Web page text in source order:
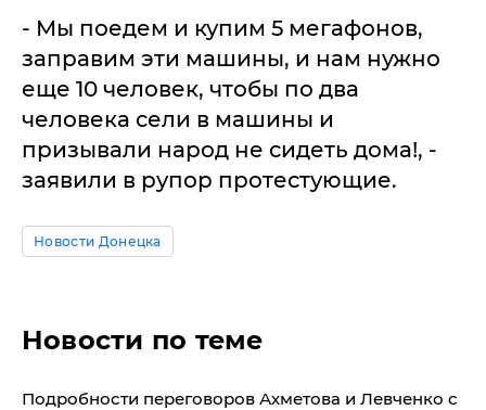
- Мы поедем и купим 5 мегафонов,
заправим эти машины, и нам нужно
еще 10 человек, чтобы по два
человека сели в машины и
призывали народ не сидеть дома!, -
заявили в рупор протестующие.
Новости Донецка
Новости по теме
Подробности переговоров Ахметова и Левченко с